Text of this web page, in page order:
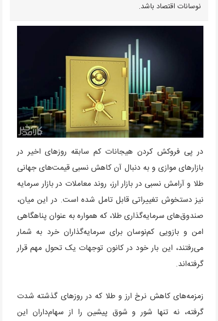
نوسانات اقتصاد باشد.
در پی فروکش کردن هیجانات کم سابقه روزهای اخیر در
بازارهای موازی و به دنبال آن کاهش نسبی قیمت‌های جهانی
طلا و آرامش نسبی در بازار ارز، روند معاملات در بازار سرمایه
نیز دستخوش تغییراتی قابل تامل شده است. در این میان،
صندوق‌های سرمایه‌گذاری طلا، که همواره به عنوان پناهگاهی
امن و بازویی کم‌نوسان برای سرمایه‌گذاران خرد به شمار
می‌رفتند، این بار خود در کانون توجهات یک تحول مهم قرار
گرفته‌اند.
زمزمه‌های کاهش نرخ ارز و طلا که در روزهای گذشته شدت
گرفته، نه تنها شور و شوق پیشین را از سهام‌داران این